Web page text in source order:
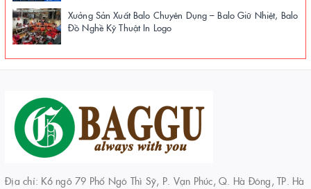
Xưởng Sản Xuất Balo Chuyên Dụng – Balo Giữ Nhiệt, Balo
Đồ Nghề Kỹ Thuật In Logo
Địa chỉ: K6 ngõ 79 Phố Ngô Thì Sỹ, P. Vạn Phúc, Q. Hà Đông, TP. Hà